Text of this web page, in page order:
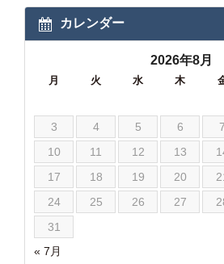
カレンダー
2026年8月
月 火 水 木
« 7月
3
4 5 6 7
10
11 12 13
17
18 19 20
24
25 26 27
31